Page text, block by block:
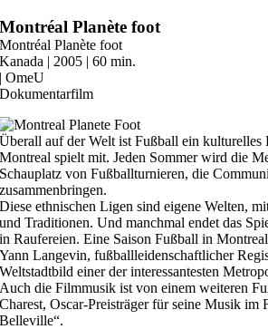
Zum
Inhalt
springen
Montréal Planète foot
Montréal Planète foot
Kanada | 2005 | 60 min.
| OmeU
Dokumentarfilm
Überall auf der Welt ist Fußball ein kulturelles
Montreal spielt mit. Jeden Sommer wird die
Schauplatz von Fußballturnieren, die
zusammenbringen.
Diese ethnischen Ligen sind eigene Welten,
und Traditionen. Und manchmal endet das
in Raufereien. Eine Saison Fußball in
Yann Langevin, fußballleidenschaftlicher
Weltstadtbild einer der interessantesten
Auch die Filmmusik ist von einem weiteren
Charest, Oscar-Preisträger für seine Musik im
Belleville“.